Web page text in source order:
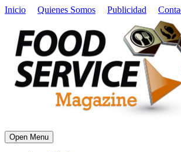
Inicio Quienes Somos Publicidad
Open Menu